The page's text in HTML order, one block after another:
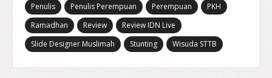
Penulis
Penulis Perempuan Perempuan
PKH
Ramadhan
Review
Review IDN Live
Slide Designer Muslimah
Stunting Wisuda STTB